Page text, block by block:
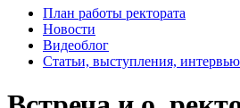
План работы ректората
Новости
Видеоблог
Статьи, выступления, интервью